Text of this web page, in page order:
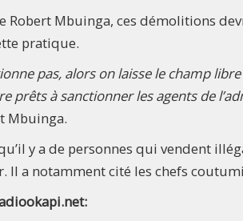
Robert Mbuinga, ces démolitions
pratique.
pas, alors on laisse le champ
prêts à sanctionner les agents de
Mbuinga.
y a de personnes qui vendent
Il a notamment cité les chefs